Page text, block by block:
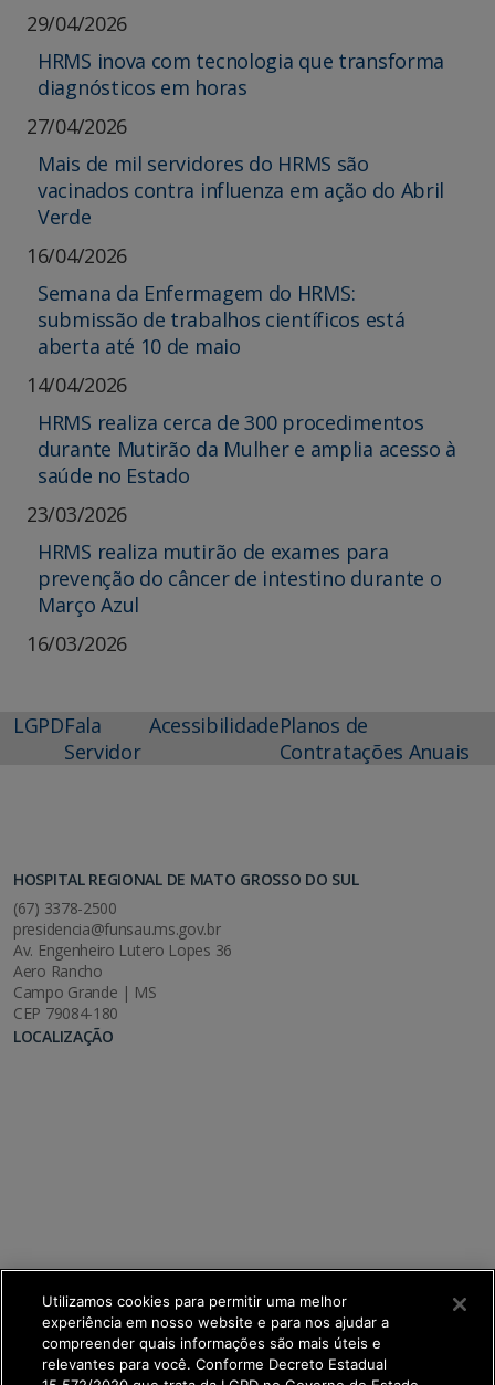
29/04/2026
HRMS inova com tecnologia que transforma
diagnósticos em horas
27/04/2026
Mais de mil servidores do HRMS são
vacinados contra influenza em ação do Abril
Verde
16/04/2026
Semana da Enfermagem do HRMS:
submissão de trabalhos científicos está
aberta até 10 de maio
14/04/2026
HRMS realiza cerca de 300 procedimentos
durante Mutirão da Mulher e amplia acesso à
saúde no Estado
23/03/2026
HRMS realiza mutirão de exames para
prevenção do câncer de intestino durante o
Março Azul
16/03/2026
LGPDFala
Servidor
AcessibilidadePlanos de
Contratações Anuais
HOSPITAL REGIONAL DE MATO GROSSO DO SUL
(67) 3378-2500
presidencia@funsau.ms.gov.br
Av. Engenheiro Lutero Lopes 36
Aero Rancho
Campo Grande | MS
CEP 79084-180
LOCALIZAÇÃO
Utilizamos cookies para permitir uma melhor
experiência em nosso website e para nos ajudar a
compreender quais informações são mais úteis e
relevantes para você. Conforme Decreto Estadual